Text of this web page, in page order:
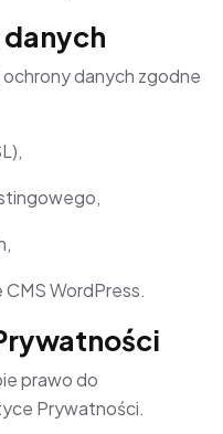
danych zgodne
WordPress.
prawo do
Prywatności.